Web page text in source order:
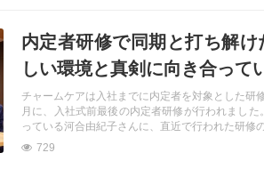
内定者研修で同期と打ち解
しい環境と真剣に向き合って
チャームケアは入社までに内定者を対象とした研
月に、入社式前最後の内定者研修が行われまし
っている河合由紀子さんに、直近で行われた研修
729